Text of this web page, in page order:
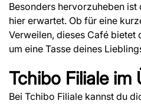
Besonders hervorzuheben
hier erwartet. Ob für eine
Verweilen, dieses Café bietet
um eine Tasse deines
Tchibo Filialeim
Bei Tchibo Filiale kannst du